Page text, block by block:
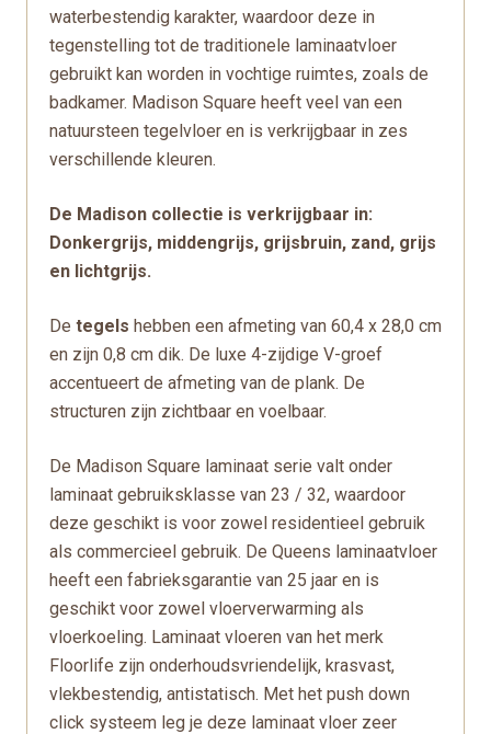
waterbestendig karakter, waardoor deze in
tegenstelling tot de traditionele laminaatvloer
gebruikt kan worden in vochtige ruimtes, zoals de
badkamer. Madison Square heeft veel van een
natuursteen tegelvloer en is verkrijgbaar in zes
verschillende kleuren.
De Madison collectie is verkrijgbaar in:
Donkergrijs, middengrijs, grijsbruin, zand, grijs
en lichtgrijs.
De tegels hebben een afmeting van 60,4 x 28,0 cm
en zijn 0,8 cm dik. De luxe 4-zijdige V-groef
accentueert de afmeting van de plank. De
structuren zijn zichtbaar en voelbaar.
De Madison Square laminaat serie valt onder
laminaat gebruiksklasse van 23 / 32, waardoor
deze geschikt is voor zowel residentieel gebruik
als commercieel gebruik. De Queens laminaatvloer
heeft een fabrieksgarantie van 25 jaar en is
geschikt voor zowel vloerverwarming als
vloerkoeling. Laminaat vloeren van het merk
Floorlife zijn onderhoudsvriendelijk, krasvast,
vlekbestendig, antistatisch. Met het push down
click systeem leg je deze laminaat vloer zeer